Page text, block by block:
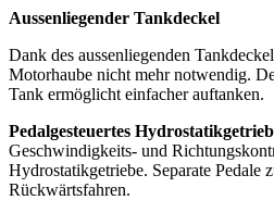
Aussenliegender Tankdeckel
Dank des aussenliegenden
Motorhaube nicht mehr notwendig.
Tank ermöglicht einfacher auftanken.
Pedalgesteuertes
Geschwindigkeits- und
Hydrostatikgetriebe. Separate Pedale
Rückwärtsfahren.